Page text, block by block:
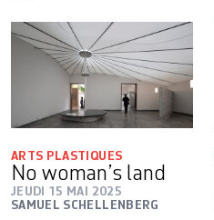
ARTS PLASTIQUES
No woman’s land
JEUDI 15 MAI 2025
SAMUEL SCHELLENBERG